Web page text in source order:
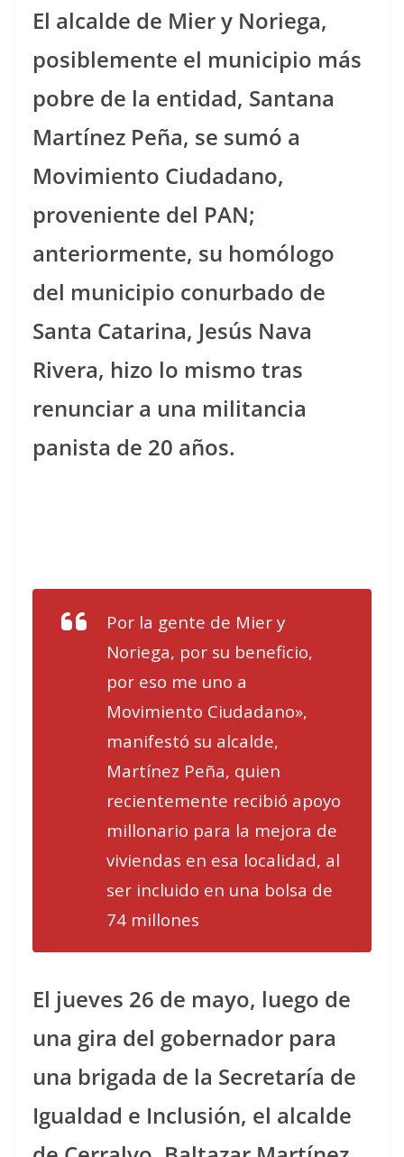
El alcalde de Mier y Noriega,
posiblemente el municipio más
pobre de la entidad, Santana
Martínez Peña, se sumó a
Movimiento Ciudadano,
proveniente del PAN;
anteriormente, su homólogo
del municipio conurbado de
Santa Catarina, Jesús Nava
Rivera, hizo lo mismo tras
renunciar a una militancia
panista de 20 años.
Por la gente de Mier y
Noriega, por su beneficio,
por eso me uno a
Movimiento Ciudadano»,
manifestó su alcalde,
Martínez Peña, quien
recientemente recibió apoyo
millonario para la mejora de
viviendas en esa localidad, al
ser incluido en una bolsa de
74 millones
El jueves 26 de mayo, luego de
una gira del gobernador para
una brigada de la Secretaría de
Igualdad e Inclusión, el alcalde